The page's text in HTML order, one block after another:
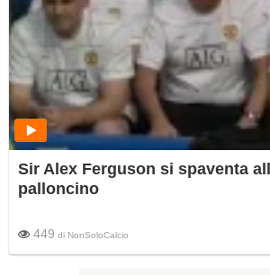
Sir Alex Ferguson si spaventa
palloncino
449 di NonSoloCalcio